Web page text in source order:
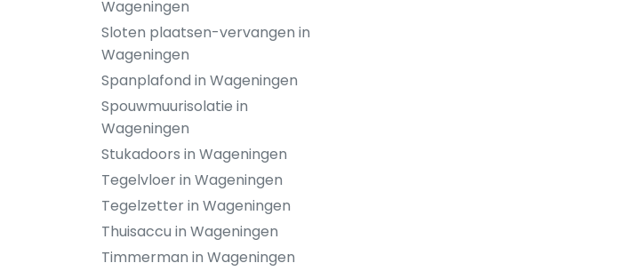
Wageningen
Sloten plaatsen-vervangen in
Wageningen
Spanplafond in Wageningen
Spouwmuurisolatie in
Wageningen
Stukadoors in Wageningen
Tegelvloer in Wageningen
Tegelzetter in Wageningen
Thuisaccu in Wageningen
Timmerman in Wageningen